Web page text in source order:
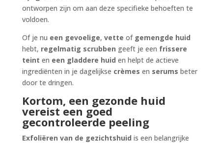
ontworpen zijn om aan deze specifieke behoeften te
voldoen.
Of je nu een gevoelige, vette of gemengde huid
hebt, regelmatig scrubben geeft je een frissere
teint en een gladdere huid en helpt de actieve
ingrediënten in je dagelijkse crèmes en serums beter
door te dringen.
Kortom, een gezonde huid
vereist een goed
gecontroleerde peeling
Exfoliëren van de gezichtshuid is een belangrijke